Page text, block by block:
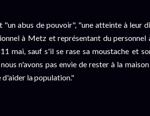
"un abus de pouvoir", "une atteinte à leur
à Metz et représentant du personnel
mai, sauf s'il se rase sa moustache et
n'avons pas envie de rester à la
d'aider la population."